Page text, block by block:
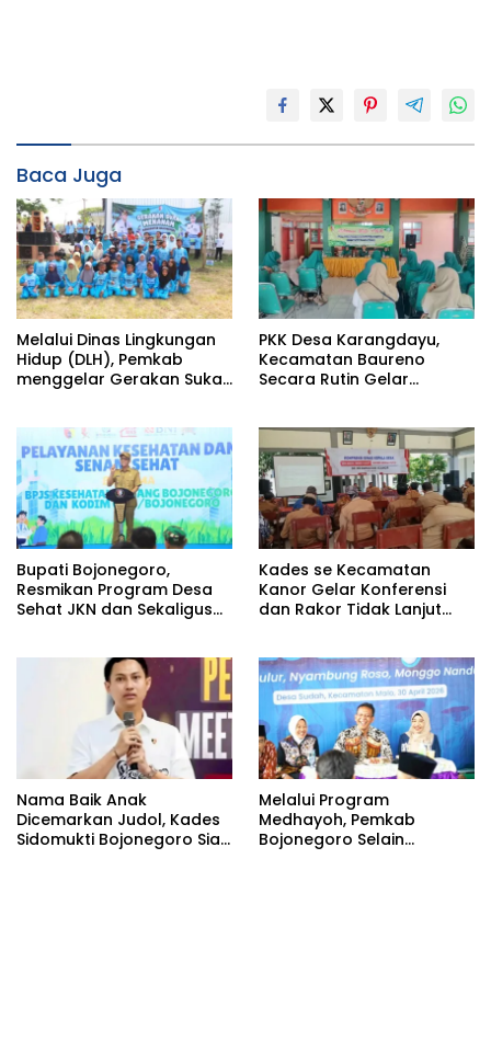
Baca Juga
Melalui Dinas Lingkungan
Hidup (DLH), Pemkab
menggelar Gerakan Suka
PKK Desa Karangdayu,
Kecamatan Baureno
Secara Rutin Gelar
Bupati Bojonegoro,
Resmikan Program Desa
Sehat JKN dan Sekaligus
Kades se Kecamatan
Kanor Gelar Konferensi
dan Rakor Tidak Lanjut
Nama Baik Anak
Dicemarkan Judol, Kades
Sidomukti Bojonegoro Siap
Melalui Program
Medhayoh, Pemkab
Bojonegoro Selain